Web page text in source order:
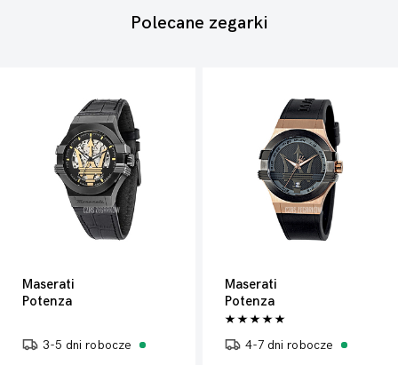
Polecane zegarki
Maserati
Potenza
3-5 dni robocze
Maserati
Potenza
4-7 dni robocze